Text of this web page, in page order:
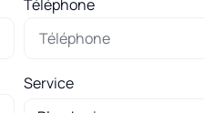
Téléphone
Service